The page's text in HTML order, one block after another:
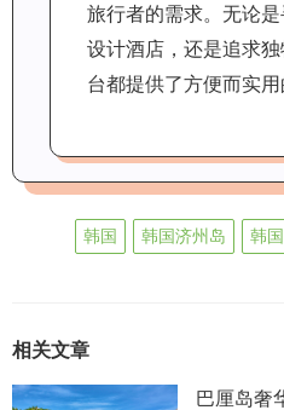
旅行者的需求。无论
设计酒店，还是追求
台都提供了方便而实用
韩国 韩国济州岛 韩
相关文章
巴厘岛奢